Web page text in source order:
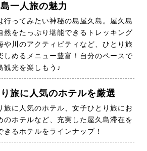
一人旅の魅力
行ってみたい神秘の島屋久島。屋久島
然をたっぷり堪能できるトレッキング
や川のアクティビティなど、ひとり旅
しめるメニュー豊富！自分のペースで
観光を楽しもう♪
旅に人気のホテルを厳選
旅に人気のホテル、女子ひとり旅にお
のホテルなど、充実した屋久島滞在を
きるホテルをラインナップ！